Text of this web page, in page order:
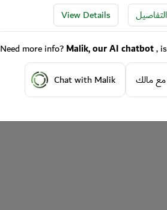
View Details
Need more info?Malik, our AI chatbot,
Chat with Malik
مع مالك